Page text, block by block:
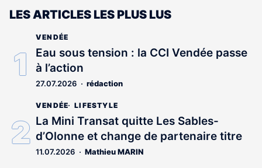
LES ARTICLES LES PLUS LUS
VENDÉE
Eau sous tension : la CCI Vendée passe
à l’action
27.07.2026 rédaction
VENDÉE LIFESTYLE
La Mini Transat quitte Les Sables-
d’Olonne et change de partenaire titre
11.07.2026 Mathieu MARIN